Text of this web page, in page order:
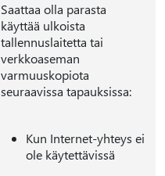
Saattaa olla parasta
käyttää ulkoista
tallennuslaitetta tai
verkkoaseman
varmuuskopiota
seuraavissa tapauksissa:
Kun Internet-yhteys ei
ole käytettävissä